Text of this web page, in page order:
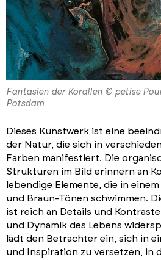
Fantasien der Korallen © petise
Potsdam
Dieses Kunstwerk ist eine
der Natur, die sich in
Farben manifestiert. Die
Strukturen im Bild erinnern an
lebendige Elemente, die in
und Braun-Tönen schwimmen.
ist reich an Details und
und Dynamik des Lebens
lädt den Betrachter ein, sich in
und Inspiration zu versetzen, in